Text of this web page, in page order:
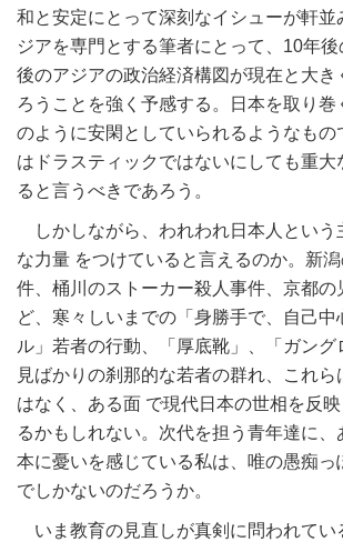
和と安定にとって深刻なイシューが軒並
ジアを専門とする筆者にとって、10年
後のアジアの政治経済構図が現在と大き
ろうことを強く予感する。日本を取り巻
のように安閑としていられるようなもの
はドラスティックではないにしても重大
ると言うべきであろう。
しかしながら、われわれ日本人という
な力量 をつけていると言えるのか。新
件、桶川のストーカー殺人事件、京都の
ど、寒々しいまでの「身勝手で、自己中
ル」若者の行動、「厚底靴」、「ガン
見ばかりの刹那的な若者の群れ、これ
はなく、ある面 で現代日本の世相を反映
るかもしれない。次代を担う青年達に、
本に憂いを感じている私は、唯の愚痴っ
でしかないのだろうか。
いま教育の見直しが真剣に問われてい